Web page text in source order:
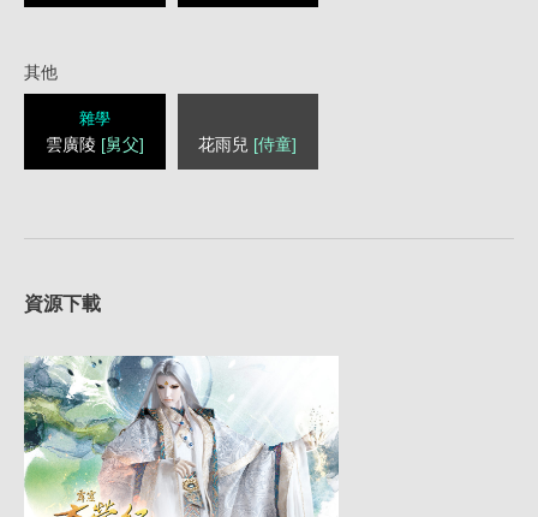
其他
雜學
雲廣陵 [舅父] 花雨兒 [侍童]
資源下載